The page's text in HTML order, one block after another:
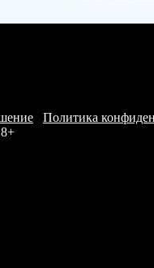
Политика